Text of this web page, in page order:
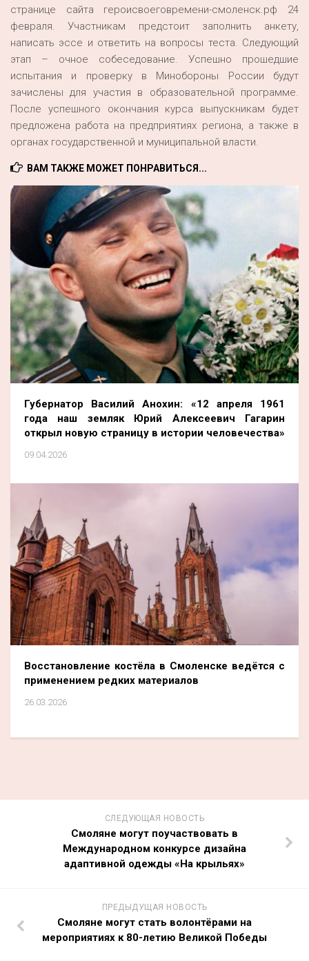
странице сайта героисвоеговремени-смоленск.рф 24
февраля. Участникам предстоит заполнить анкету,
написать эссе и ответить на вопросы теста. Следующий
этап – очное собеседование. Успешно прошедшие
испытания и проверку в Минобороны России будут
зачислены для участия в образовательной программе.
После успешного окончания курса выпускникам будет
предложена работа на предприятиях региона, а также в
органах государственной и муниципальной власти.
ВАМ ТАКЖЕ МОЖЕТ ПОНРАВИТЬСЯ...
Губернатор Василий Анохин: «12 апреля 1961
года наш земляк Юрий Алексеевич Гагарин
открыл новую страницу в истории человечества»
09.04.2026
Восстановление костёла в Смоленске ведётся с
применением редких материалов
26.03.2026
СЛЕДУЮЩАЯ НОВОСТЬ
Смоляне могут поучаствовать в
Международном конкурсе дизайна
адаптивной одежды «На крыльях»
ПРЕДЫДУЩАЯ НОВОСТЬ
Смоляне могут стать волонтёрами на
мероприятиях к 80-летию Великой Победы